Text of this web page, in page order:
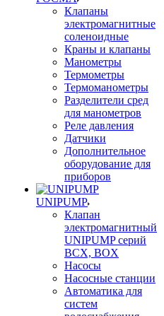
Клапаны
электромагнитные
соленоидные
Краны и клапаны
Манометры
Термометры
Термоманометры
Разделители сред
для манометров
Реле давления
Датчики
Дополнительное
оборудование для
приборов
UNIPUMP
Клапан
электромагнитный
UNIPUMP серий
BCX, BOX
Насосы
Насосные станции
Автоматика для
систем